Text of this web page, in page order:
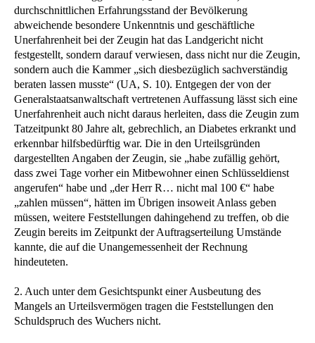
durchschnittlichen Erfahrungsstand der Bevölkerung
abweichende besondere Unkenntnis und geschäftliche
Unerfahrenheit bei der Zeugin hat das Landgericht nicht
festgestellt, sondern darauf verwiesen, dass nicht nur die Zeugin,
sondern auch die Kammer „sich diesbezüglich sachverständig
beraten lassen musste“ (UA, S. 10). Entgegen der von der
Generalstaatsanwaltschaft vertretenen Auffassung lässt sich eine
Unerfahrenheit auch nicht daraus herleiten, dass die Zeugin zum
Tatzeitpunkt 80 Jahre alt, gebrechlich, an Diabetes erkrankt und
erkennbar hilfsbedürftig war. Die in den Urteilsgründen
dargestellten Angaben der Zeugin, sie „habe zufällig gehört,
dass zwei Tage vorher ein Mitbewohner einen Schlüsseldienst
angerufen“ habe und „der Herr R… nicht mal 100 €“ habe
„zahlen müssen“, hätten im Übrigen insoweit Anlass geben
müssen, weitere Feststellungen dahingehend zu treffen, ob die
Zeugin bereits im Zeitpunkt der Auftragserteilung Umstände
kannte, die auf die Unangemessenheit der Rechnung
hindeuteten.
2. Auch unter dem Gesichtspunkt einer Ausbeutung des
Mangels an Urteilsvermögen tragen die Feststellungen den
Schuldspruch des Wuchers nicht.